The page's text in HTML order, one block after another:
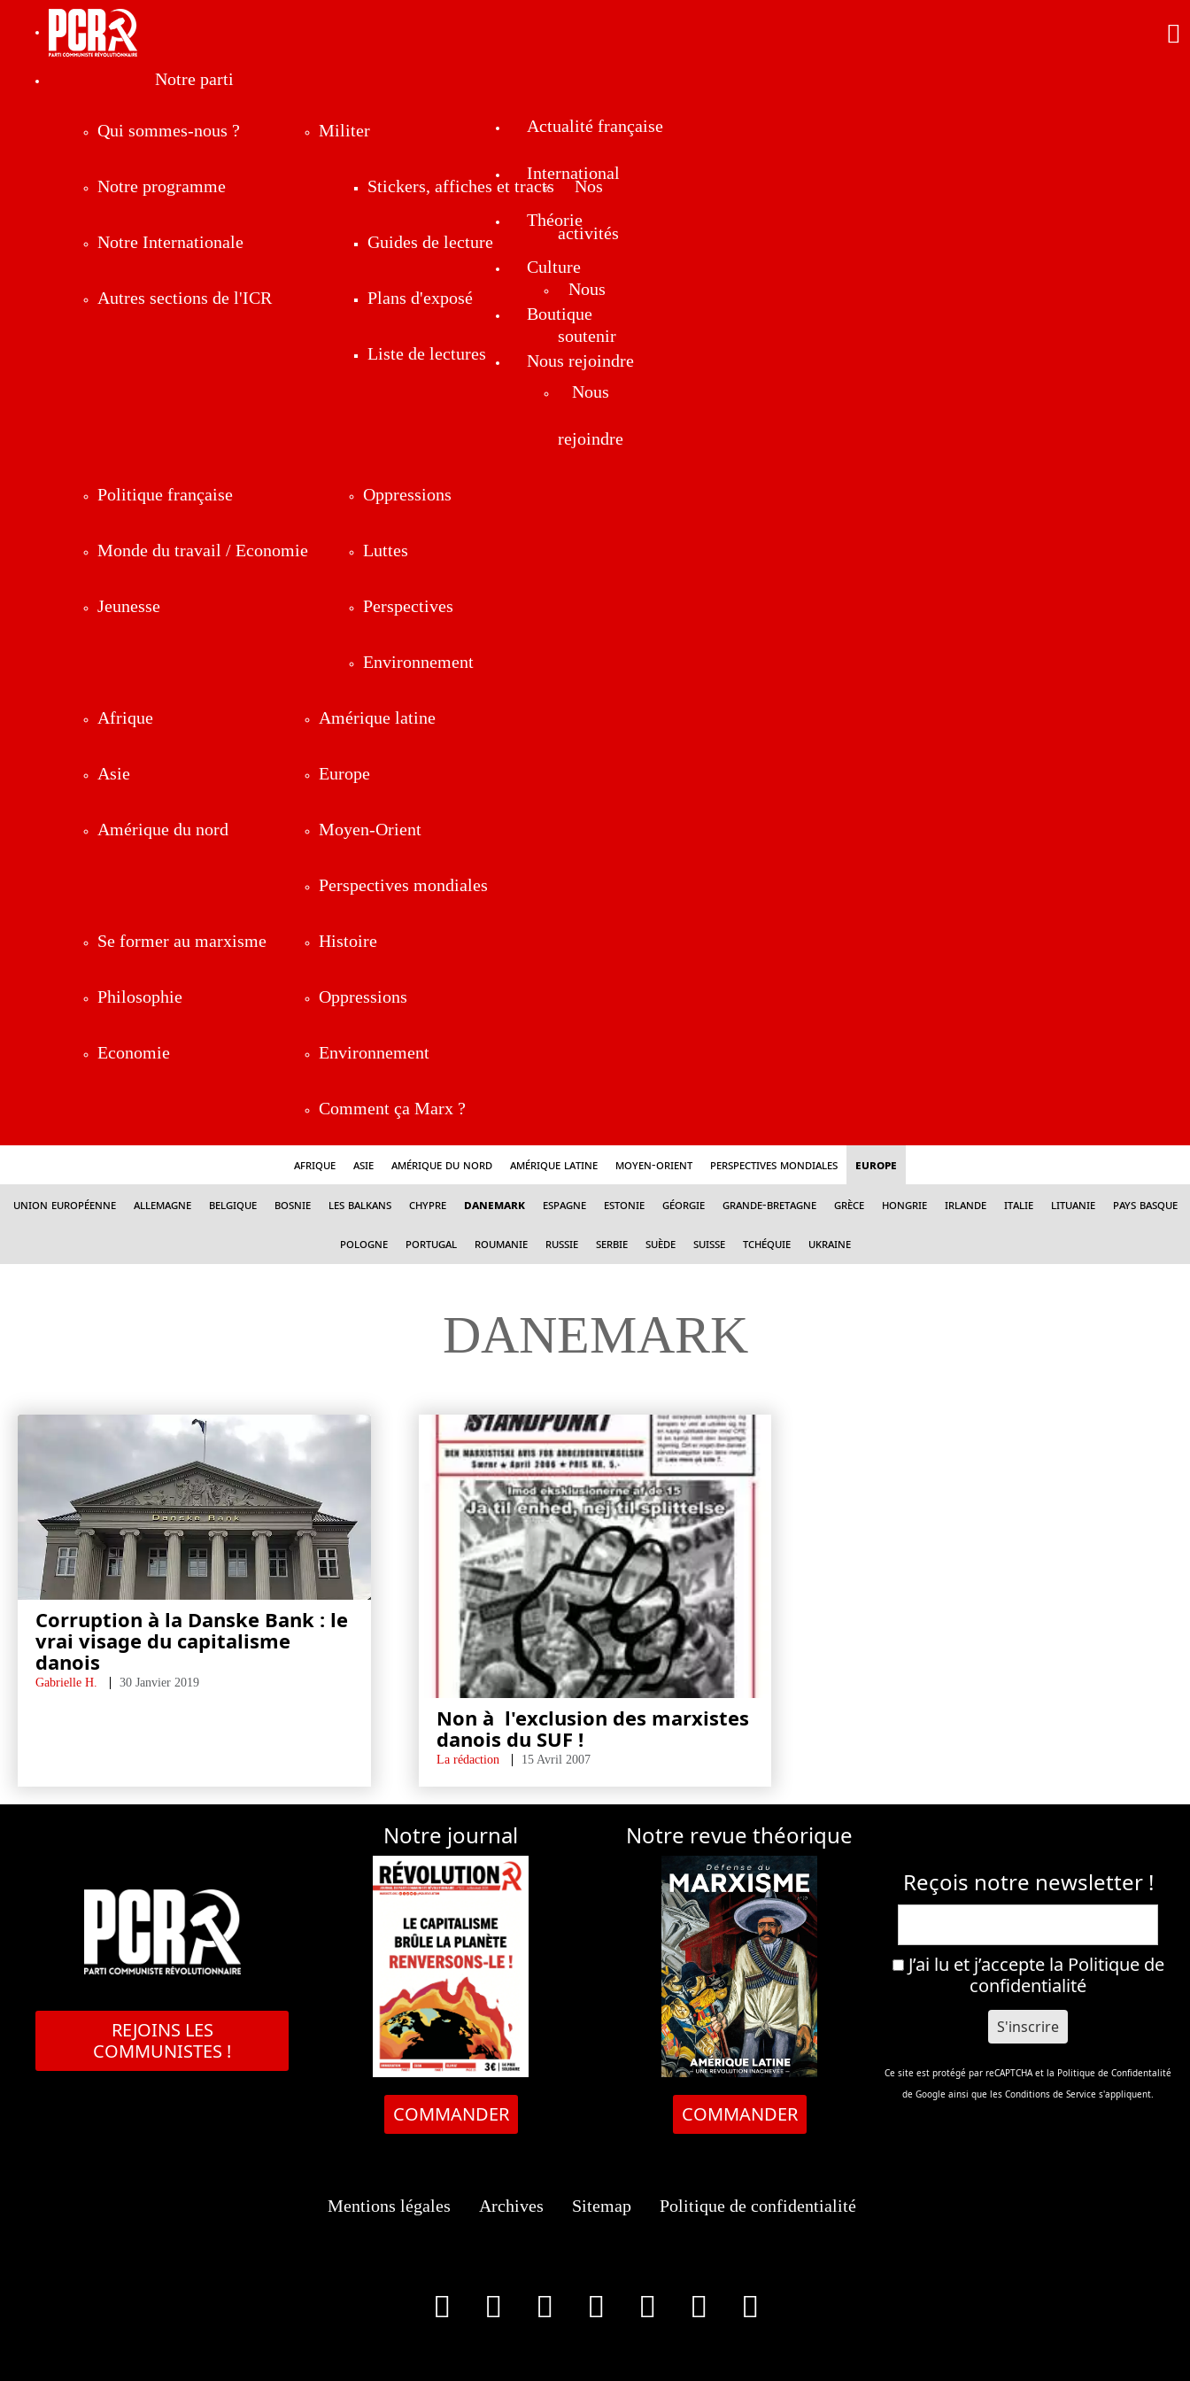
Notre parti
Qui sommes-nous ?
Notre programme
Notre Internationale
Autres sections de l'ICR
Militer
Stickers, affiches et tracts
Guides de lecture
Plans d'exposé
Liste de lectures
Nos
activités
Nous
soutenir
Nous
rejoindre
Actualité française
Politique française
Monde du travail / Economie
Jeunesse
Oppressions
Luttes
Perspectives
Environnement
International
Afrique
Asie
Amérique du nord
Amérique latine
Europe
Moyen-Orient
Perspectives mondiales
Théorie
Se former au marxisme
Philosophie
Economie
Histoire
Oppressions
Environnement
Comment ça Marx ?
Culture
Boutique
Nous rejoindre
Afrique Asie Amérique du nord Amérique latine Moyen-Orient Perspectives mondiales Europe
Union Européenne Allemagne Belgique Bosnie Les Balkans Chypre Danemark Espagne Estonie Géorgie Grande-Bretagne Grèce Hongrie Irlande Italie Lituanie Pays Basque
Pologne Portugal Roumanie Russie Serbie Suède Suisse Tchéquie Ukraine
DANEMARK
Corruption à la Danske Bank : le
vrai visage du capitalisme
danois
Gabrielle H. 30 Janvier 2019
Non à l'exclusion des marxistes
danois du SUF !
La rédaction 15 Avril 2007
REJOINS LES
COMMUNISTES !
Notre journal
COMMANDER
Notre revue théorique
COMMANDER
Reçois notre newsletter !
J’ai lu et j’accepte la Politique de
confidentialité
Ce site est protégé par reCAPTCHA et la Politique de Confidentalité
de Google ainsi que les Conditions de Service s'appliquent.
Mentions légales Archives Sitemap Politique de confidentialité
facebookInstagram
Youtube
Tik TokWhatsApp